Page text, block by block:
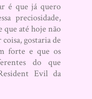
é que já quero
preciosidade,
que até hoje não
gostaria de
forte e que os
do que
Evil da